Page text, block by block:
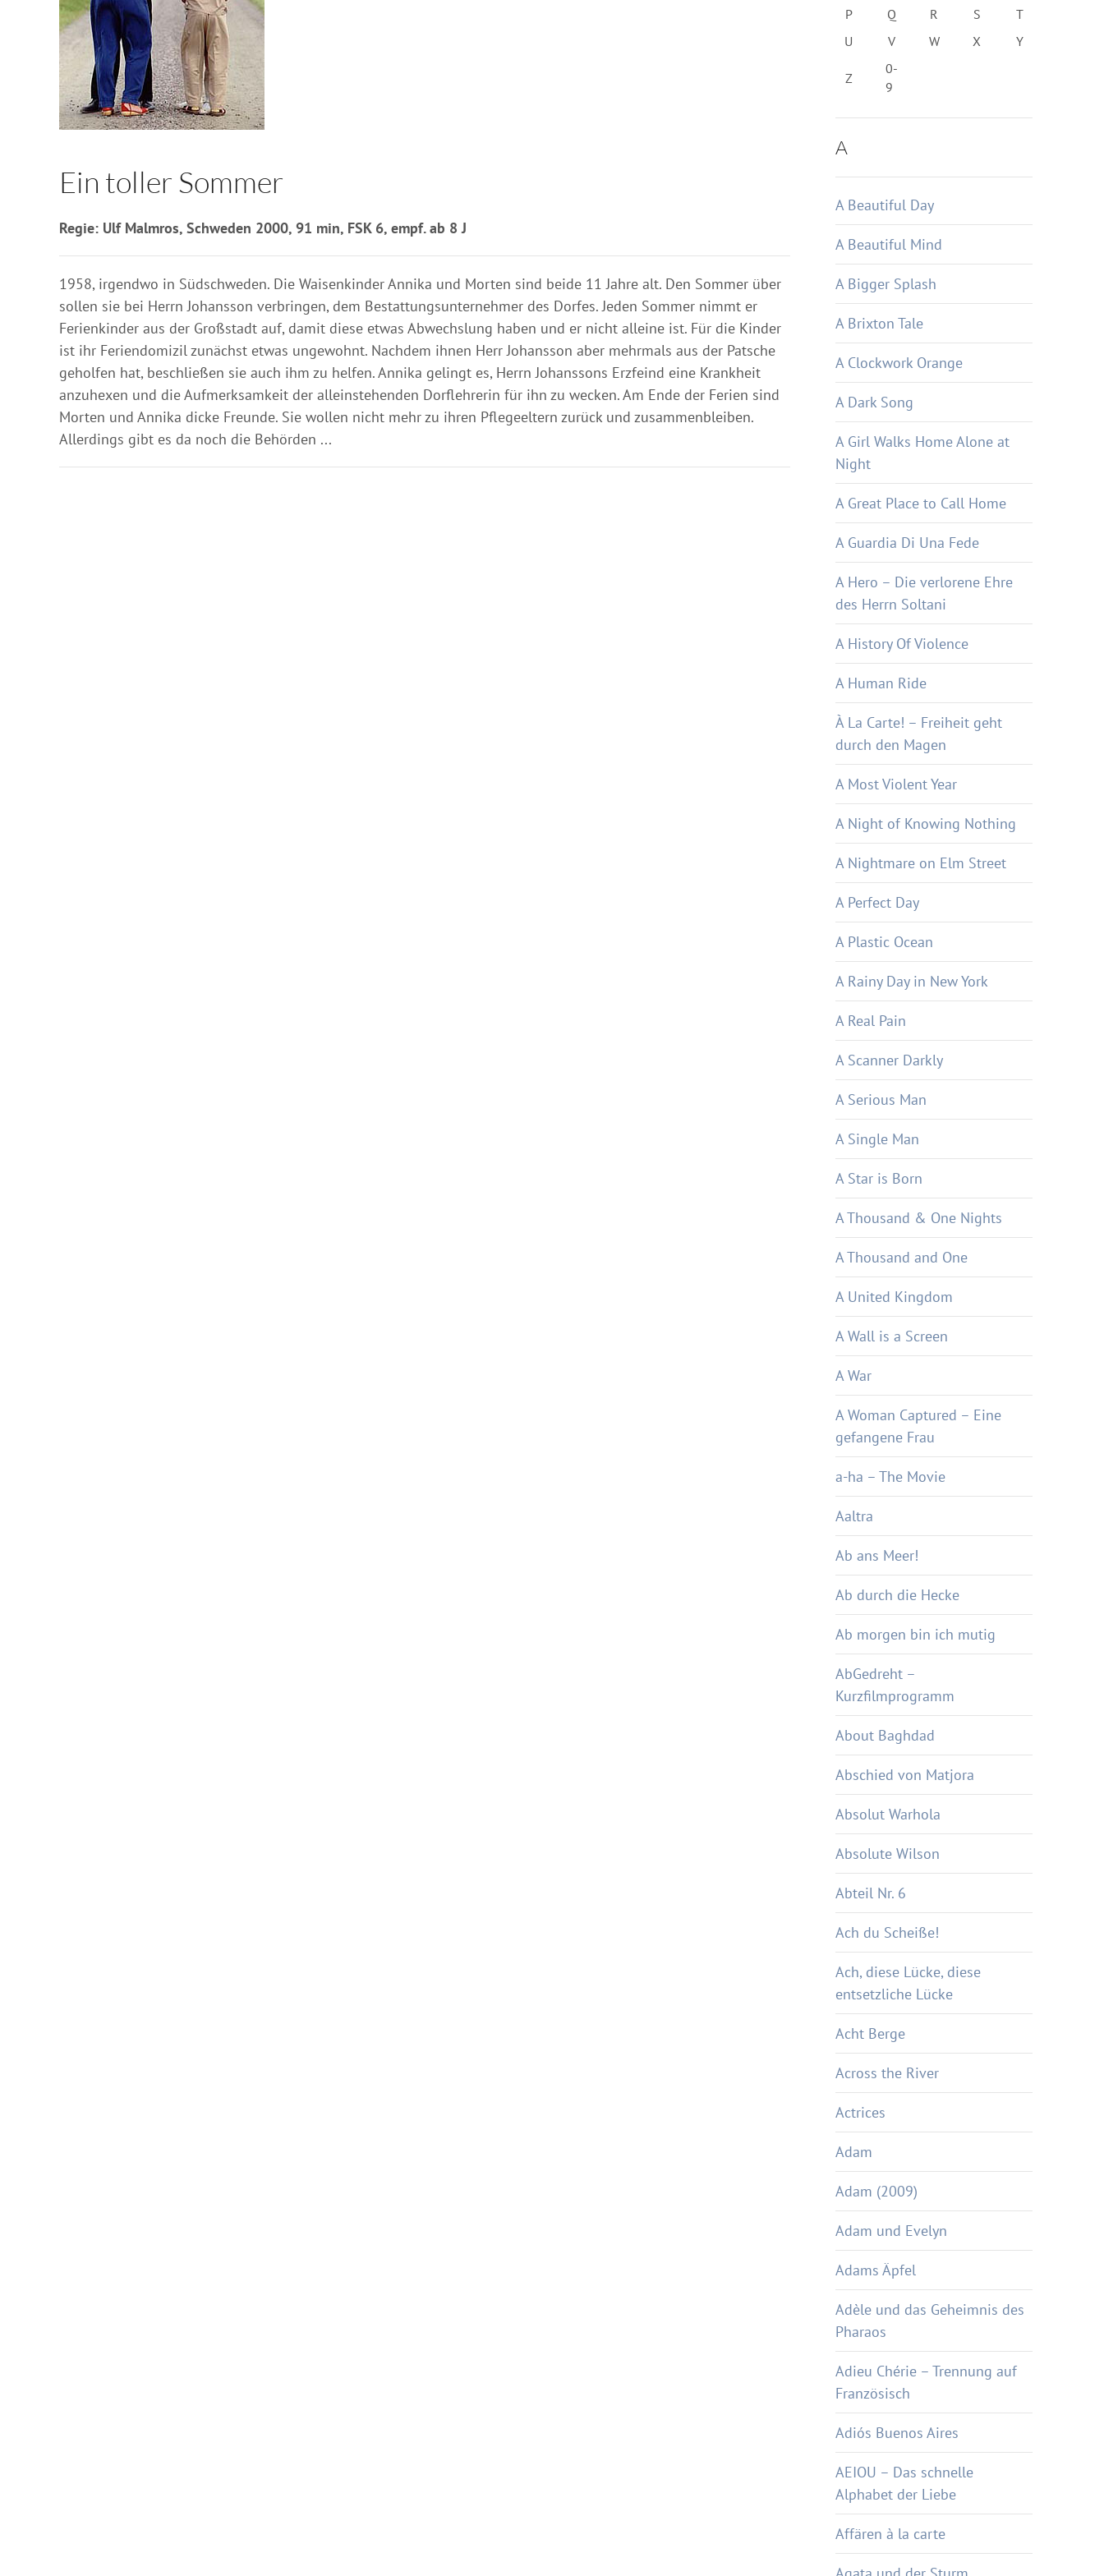
Ein toller Sommer
Regie: Ulf Malmros, Schweden 2000, 91 min, FSK 6, empf. ab 8 J
1958, irgendwo in Südschweden. Die Waisenkinder Annika und Morten sind beide 11 Jahre alt. Den Sommer über
sollen sie bei Herrn Johansson verbringen, dem Bestattungsunternehmer des Dorfes. Jeden Sommer nimmt er
Ferienkinder aus der Großstadt auf, damit diese etwas Abwechslung haben und er nicht alleine ist. Für die Kinder
ist ihr Feriendomizil zunächst etwas ungewohnt. Nachdem ihnen Herr Johansson aber mehrmals aus der Patsche
geholfen hat, beschließen sie auch ihm zu helfen. Annika gelingt es, Herrn Johanssons Erzfeind eine Krankheit
anzuhexen und die Aufmerksamkeit der alleinstehenden Dorflehrerin für ihn zu wecken. Am Ende der Ferien sind
Morten und Annika dicke Freunde. Sie wollen nicht mehr zu ihren Pflegeeltern zurück und zusammenbleiben.
Allerdings gibt es da noch die Behörden ...
P
Q R S
T
U
V W X Y
Z
0-
9
A
A Beautiful Day
A Beautiful Mind
A Bigger Splash
A Brixton Tale
A Clockwork Orange
A Dark Song
A Girl Walks Home Alone at
Night
A Great Place to Call Home
A Guardia Di Una Fede
A Hero – Die verlorene Ehre
des Herrn Soltani
A History Of Violence
A Human Ride
À La Carte! – Freiheit geht
durch den Magen
A Most Violent Year
A Night of Knowing Nothing
A Nightmare on Elm Street
A Perfect Day
A Plastic Ocean
A Rainy Day in New York
A Real Pain
A Scanner Darkly
A Serious Man
A Single Man
A Star is Born
A Thousand & One Nights
A Thousand and One
A United Kingdom
A Wall is a Screen
A War
A Woman Captured – Eine
gefangene Frau
a-ha – The Movie
Aaltra
Ab ans Meer!
Ab durch die Hecke
Ab morgen bin ich mutig
AbGedreht –
Kurzfilmprogramm
About Baghdad
Abschied von Matjora
Absolut Warhola
Absolute Wilson
Abteil Nr. 6
Ach du Scheiße!
Ach, diese Lücke, diese
entsetzliche Lücke
Acht Berge
Across the River
Actrices
Adam
Adam (2009)
Adam und Evelyn
Adams Äpfel
Adèle und das Geheimnis des
Pharaos
Adieu Chérie – Trennung auf
Französisch
Adiós Buenos Aires
AEIOU – Das schnelle
Alphabet der Liebe
Affären à la carte